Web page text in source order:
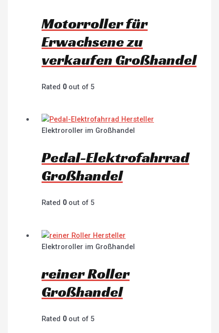
Motorroller für
Erwachsene zu
verkaufen Großhandel
Rated 0out of 5
Elektroroller im Großhandel
Pedal-Elektrofahrrad
Großhandel
Rated 0out of 5
Elektroroller im Großhandel
reiner Roller
Großhandel
Rated 0out of 5